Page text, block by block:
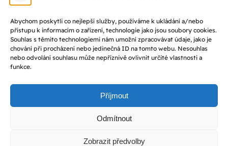
Abychom poskytli co nejlepší služby, používáme k ukládání a/nebo
přístupu k informacím o zařízení, technologie jako jsou soubory cookies.
Souhlas s těmito technologiemi nám umožní zpracovávat údaje, jako je
chování při procházení nebo jedinečná ID na tomto webu. Nesouhlas
nebo odvolání souhlasu může nepříznivě ovlivnit určité vlastnosti a
funkce.
Příjmout
Odmítnout
Zobrazit předvolby
© Dějepisná soutěž 2025
Facebook
YouTube